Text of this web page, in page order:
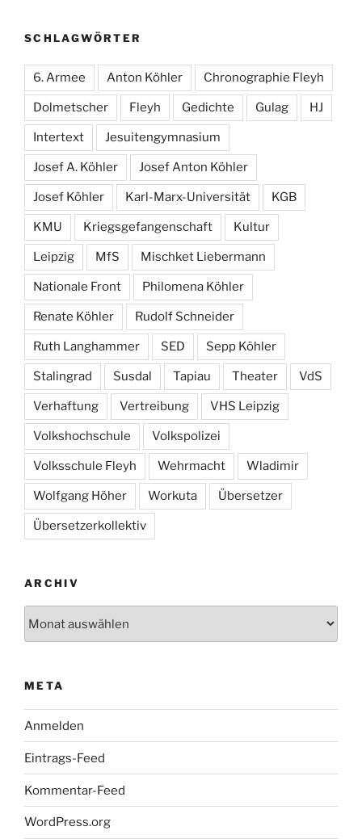
SCHLAGWÖRTER
6. Armee Anton Köhler Chronographie Fleyh
Dolmetscher Fleyh Gedichte Gulag HJ
Intertext Jesuitengymnasium
Josef A. Köhler Josef Anton Köhler
Josef Köhler Karl-Marx-Universität KGB
KMU Kriegsgefangenschaft Kultur
Leipzig MfS Mischket Liebermann
Nationale Front Philomena Köhler
Renate Köhler Rudolf Schneider
Ruth Langhammer SED Sepp Köhler
Stalingrad Susdal Tapiau Theater VdS
Verhaftung Vertreibung VHS Leipzig
Volkshochschule Volkspolizei
Volksschule Fleyh Wehrmacht Wladimir
Wolfgang Höher Workuta Übersetzer
Übersetzerkollektiv
ARCHIV
META
Anmelden
Eintrags-Feed
Kommentar-Feed
WordPress.org